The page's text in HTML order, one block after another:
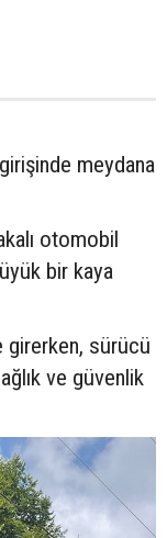
meydana
otomobil
bir kaya
girerken, sürücü
ve güvenlik